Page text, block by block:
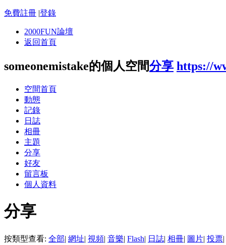
免費註冊 |登錄
2000FUN論壇
返回首頁
someonemistake的個人空間分享 https://
空間首頁
動態
記錄
日誌
相冊
主題
分享
好友
留言板
個人資料
分享
按類型查看: 全部| 網址| 視頻| 音樂| Flash| 日誌| 相冊| 圖片| 投票|